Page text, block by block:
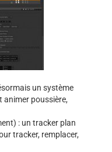
un système
animer poussière,
: un tracker plan
tracker, remplacer,